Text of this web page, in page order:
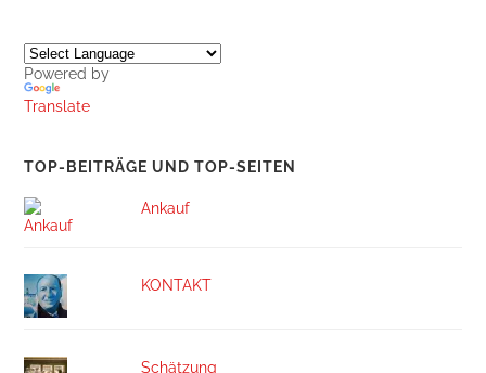
Powered by
Translate
TOP-BEITRÄGE UND TOP-SEITEN
Ankauf
KONTAKT
Schätzung